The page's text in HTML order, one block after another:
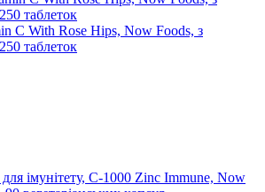
C With Rose Hips, Now Foods, з
таблеток